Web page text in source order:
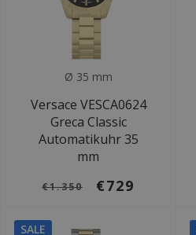
Ø 35 mm
Versace VESCA0624
Greca Classic
Automatikuhr 35
mm
€1.350 €729
SALE